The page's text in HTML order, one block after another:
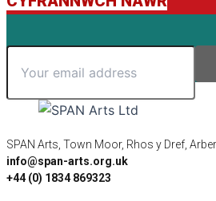
SPAN Arts, Town Moor, Rhos y Dref,
info@span-arts.org.uk
+44 (0) 1834 869323